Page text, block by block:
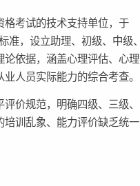
格考试的技术支持单位，于
，设立助理、初级、中级、
依据，涵盖心理评估、心理
人员实际能力的综合考查。
价规范，明确四级、三级、
训乱象、能力评价缺乏统一